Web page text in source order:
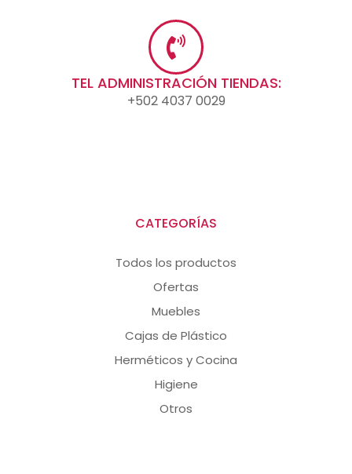
TEL ADMINISTRACIÓN TIENDAS:
+502 4037 0029
CATEGORÍAS
Todos los productos
Ofertas
Muebles
Cajas de Plástico
Herméticos y Cocina
Higiene
Otros